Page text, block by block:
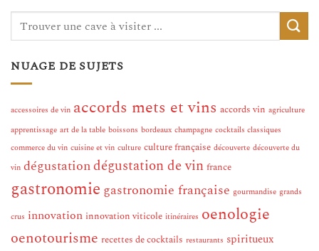
NUAGE DE SUJETS
accessoires de vin accords mets et vins accords vin agriculture
apprentissage art de la table boissons bordeaux champagne cocktails classiques
commerce du vin cuisine et vin culture culture française découverte découverte du
vin dégustationdégustation de vin france
gastronomie gastronomie française gourmandise grands
crus innovation innovation viticole itinéraires oenologie
oenotourisme recettes de cocktails restaurants spiritueux